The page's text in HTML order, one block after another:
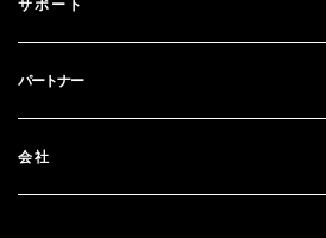
金融サービス
ブログ
ドキュメンテーション
サポート
カスタマー・サポート
パートナー
パートナーになる
会社